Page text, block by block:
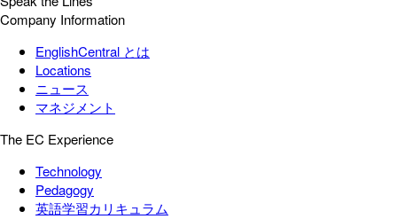
Company Information
EnglishCentral とは
Locations
ニュース
マネジメント
The EC Experience
Technology
Pedagogy
英語学習カリキュラム